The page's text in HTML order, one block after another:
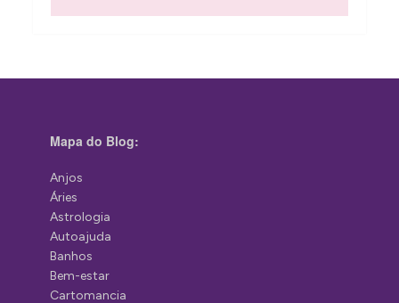
Mapa do Blog:
Anjos
Áries
Astrologia
Autoajuda
Banhos
Bem-estar
Cartomancia